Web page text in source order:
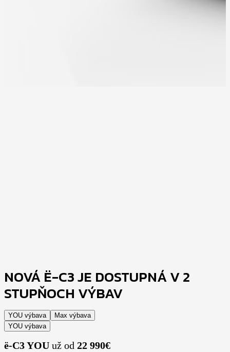
NOVÁ Ë-C3 JE DOSTUPNÁ V 2
STUPŇOCH VÝBAV
YOU výbava
Max výbava
YOU výbava
ë-C3 YOU už od 22 990€